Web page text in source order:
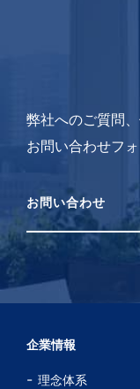
弊社へのご質問
お問い合わせフ
お問い合わせ
企業情報
理念体系